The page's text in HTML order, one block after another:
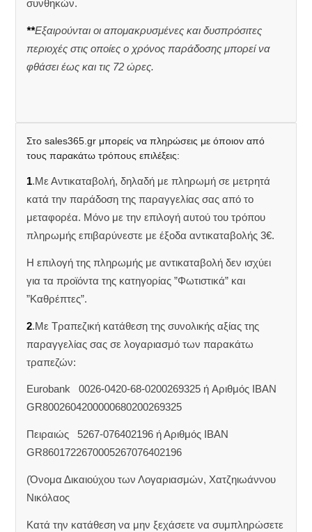
συνθηκών.
**Εξαιρούνται οι απομακρυσμένες και δυσπρόσιτες
περιοχές στις οποίες ο χρόνος παράδοσης μπορεί να
φθάσει έως και τις 72 ώρες.
Στο sales365.gr μπορείς να πληρώσεις με όποιον από
τους παρακάτω τρόπους επιλέξεις:
1.Με Αντικαταβολή, δηλαδή με πληρωμή σε μετρητά
κατά την παράδοση της παραγγελίας σας από το
μεταφορέα. Μόνο με την επιλογή αυτού του τρόπου
πληρωμής επιβαρύνεστε με έξοδα αντικαταβολής 3€.
Η επιλογή της πληρωμής με αντικαταβολή δεν ισχύει
για τα προϊόντα της κατηγορίας ”Φωτιστικά” και
”Καθρέπτες”.
2.Με Τραπεζική κατάθεση της συνολικής αξίας της
παραγγελίας σας σε λογαριασμό των παρακάτω
τραπεζών:
Eurobank 0026-0420-68-0200269325 ή Aριθμός IBAN
GR8002604200000680200269325
Πειραιώς 5267-076402196 ή Αριθμός IBAN
GR8601722670005267076402196
(Όνομα Δικαιούχου των Λογαριασμών, Χατζηιωάννου
Νικόλαος
Κατά την κατάθεση να μην ξεχάσετε να συμπληρώσετε